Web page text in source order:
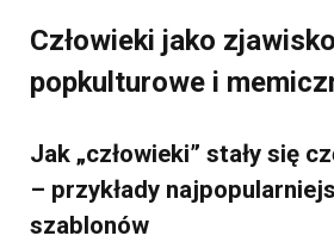
Człowieki jako zjawisko
popkulturowe i
Jak „człowieki” stały się
– przykłady
szablonów